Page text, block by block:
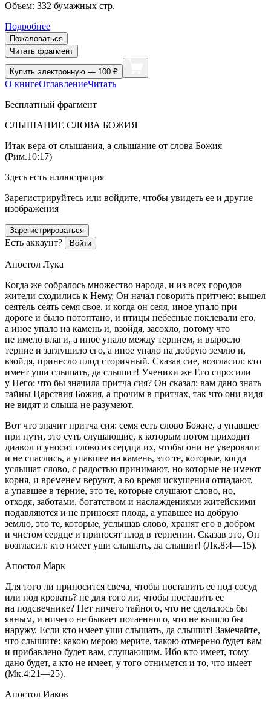
Объем: 332 бумажных стр.
Подробнее
Пожаловаться
Читать фрагмент
Купить электронную — 100 ₽
О книгеОглавлениеЧитать
Бесплатный фрагмент
СЛЫШАНИЕ СЛОВА БОЖИЯ
Итак вера от слышания, а слышание от слова Божия
(Рим.10:17)
Здесь есть иллюстрация
Зарегистрируйтесь или войдите, чтобы увидеть ее и другие
изображения
Зарегистрироваться
Есть аккаунт? Войти
Апостол Лука
Когда же собралось множество народа, и из всех городов
жители сходились к Нему, Он начал говорить притчею: вышел
сеятель сеять семя свое, и когда он сеял, иное упало при
дороге и было потоптано, и птицы небесные поклевали его,
а иное упало на камень и, взойдя, засохло, потому что
не имело влаги, а иное упало между тернием, и выросло
терние и заглушило его, а иное упало на добрую землю и,
взойдя, принесло плод сторичный. Сказав сие, возгласил: кто
имеет уши слышать, да слышит! Ученики же Его спросили
у Него: что бы значила притча сия? Он сказал: вам дано знать
тайны Царствия Божия, а прочим в притчах, так что они видя
не видят и слыша не разумеют.
Вот что значит притча сия: семя есть слово Божие, а упавшее
при пути, это суть слушающие, к которым потом приходит
диавол и уносит слово из сердца их, чтобы они не уверовали
и не спаслись, а упавшее на камень, это те, которые, когда
услышат слово, с радостью принимают, но которые не имеют
корня, и временем веруют, а во время искушения отпадают,
а упавшее в терние, это те, которые слушают слово, но,
отходя, заботами, богатством и наслаждениями житейскими
подавляются и не приносят плода, а упавшее на добрую
землю, это те, которые, услышав слово, хранят его в добром
и чистом сердце и приносят плод в терпении. Сказав это, Он
возгласил: кто имеет уши слышать, да слышит! (Лк.8:4—15).
Апостол Марк
Для того ли приносится свеча, чтобы поставить ее под сосуд
или под кровать? не для того ли, чтобы поставить ее
на подсвечнике? Нет ничего тайного, что не сделалось бы
явным, и ничего не бывает потаенного, что не вышло бы
наружу. Если кто имеет уши слышать, да слышит! Замечайте,
что слышите: какою мерою мерите, такою отмерено будет вам
и прибавлено будет вам, слушающим. Ибо кто имеет, тому
дано будет, а кто не имеет, у того отнимется и то, что имеет
(Мк.4:21—25).
Апостол Иаков